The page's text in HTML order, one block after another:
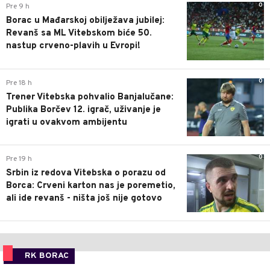
0
Pre 9 h
Borac u Mađarskoj obilježava jubilej:
Revanš sa ML Vitebskom biće 50.
nastup crveno-plavih u Evropi!
0
Pre 18 h
Trener Vitebska pohvalio Banjalučane:
Publika Borčev 12. igrač, uživanje je
igrati u ovakvom ambijentu
0
Pre 19 h
Srbin iz redova Vitebska o porazu od
Borca: Crveni karton nas je poremetio,
ali ide revanš - ništa još nije gotovo
RK BORAC